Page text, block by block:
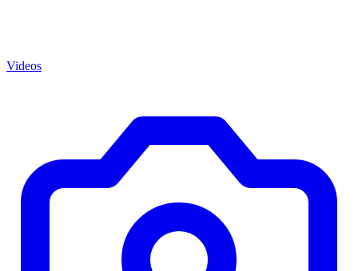
Videos